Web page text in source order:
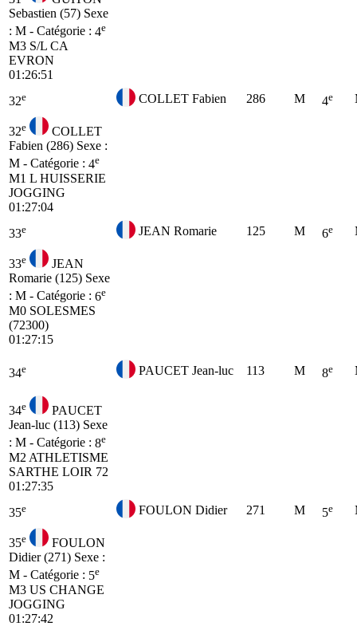
Sebastien (57) Sexe
: M - Catégorie : 4e
M3 S/L CA
EVRON
01:26:51
32e COLLET Fabien 286 M 4e
32e
COLLET
Fabien (286) Sexe :
M - Catégorie : 4e
M1 L HUISSERIE
JOGGING
01:27:04
33e JEAN Romarie 125 M 6e
33e
JEAN
Romarie (125) Sexe
: M - Catégorie : 6e
M0 SOLESMES
(72300)
01:27:15
34e PAUCET Jean-luc 113 M 8e
34e
PAUCET
Jean-luc (113) Sexe
: M - Catégorie : 8e
M2 ATHLETISME
SARTHE LOIR 72
01:27:35
35e FOULON Didier 271 M 5e
35e
FOULON
Didier (271) Sexe :
M - Catégorie : 5e
M3 US CHANGE
JOGGING
01:27:42